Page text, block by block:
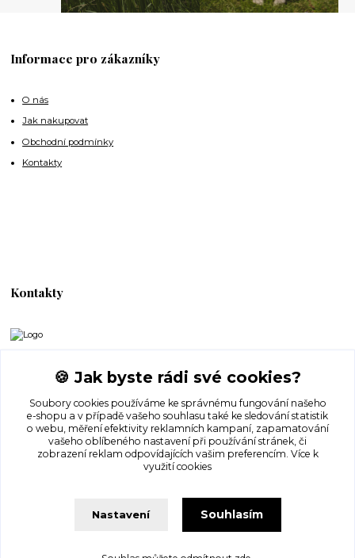
Informace pro zákazníky
O nás
Jak nakupovat
Obchodní podmínky
Kontakty
Kontakty
Kateřina Malá
+420 727 972 220
info@eness.cz
🍪 Jak byste rádi své cookies?
Soubory cookies používáme ke správnému fungování našeho
e-shopu a v případě vašeho souhlasu také ke sledování statistik
o webu, měření efektivity reklamních kampaní, zapamatování
vašeho oblíbeného nastavení při používání stránek, či
zobrazení reklam odpovídajících vašim preferencím. Více k
využití cookies
Nastavení Souhlasím